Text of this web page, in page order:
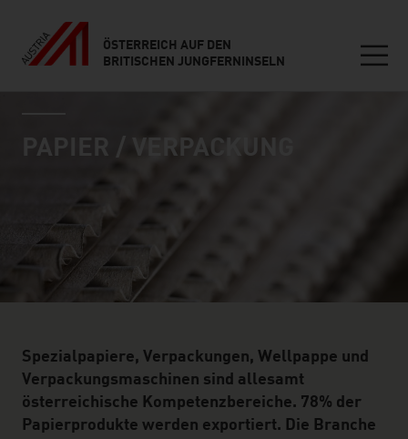
ÖSTERREICH AUF DEN
BRITISCHEN JUNGFERNINSELN
PAPIER / VERPACKUNG
Spezialpapiere, Verpackungen, Wellpappe und
Verpackungsmaschinen sind allesamt
österreichische Kompetenzbereiche. 78% der
Papierprodukte werden exportiert. Die Branche